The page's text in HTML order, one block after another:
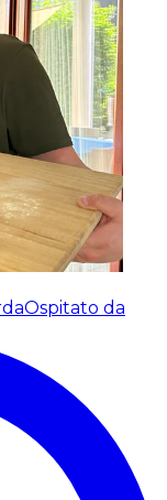
Ospitato da